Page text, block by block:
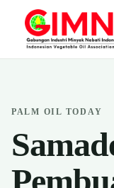
PALM OIL TODAY